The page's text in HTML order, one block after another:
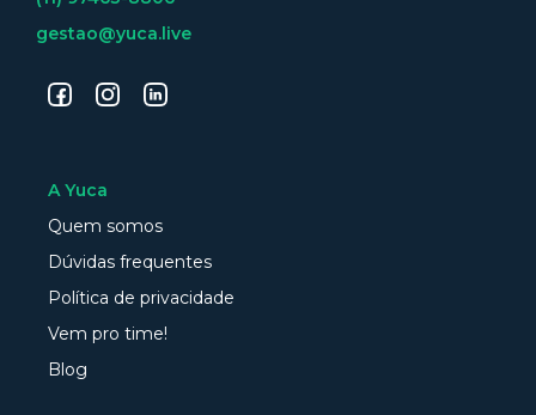
gestao@yuca.live
A Yuca
Quem somos
Dúvidas frequentes
Política de privacidade
Vem pro time!
Blog